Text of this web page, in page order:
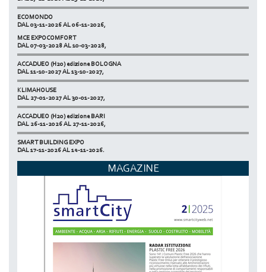
ECOMONDO
DAL 03-11-2026 AL 06-11-2026,
NETZERO MILAN - EXPO SUMMIT
DAL 20-10-2026 AL 22-10-2026,
MCE EXPOCOMFORT
DAL 07-03-2028 AL 10-03-2028,
ACCADUEO (H20) edizione BOLOGNA
DAL 11-10-2027 AL 13-10-2027,
KLIMAHOUSE
DAL 27-01-2027 AL 30-01-2027,
ACCADUEO (H20) edizione BARI
DAL 26-11-2026 AL 27-11-2026,
SMART BUILDING EXPO
DAL 17-11-2026 AL 19-11-2026,
NETZERO MILAN - EXPO SUMMIT
DAL 20-10-2026 AL 22-10-2026,
MAGAZINE